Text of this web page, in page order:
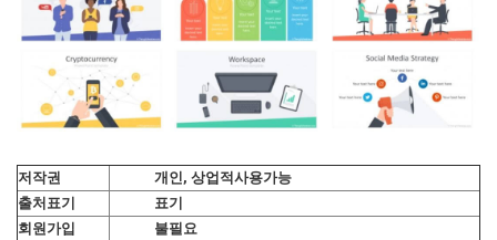
저작권
개인, 상업적사용가능
출처표기
표기
회원가입
불필요